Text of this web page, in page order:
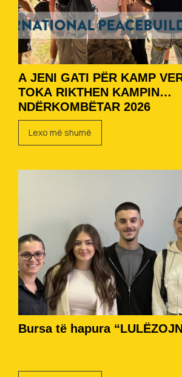
A JENI GATI PËR KAMP
TOKA RIKTHEN KAMPIN
NDËRKOMBËTAR 2026
Lexo më shumë
Bursa të hapura